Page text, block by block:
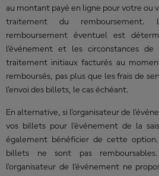
au montant payé en ligne pour votre ou
traitement du
remboursement éventuel est
l'événement et les circonstances de
traitement initiaux facturés au
remboursés, pas plus que les frais de
l'envoi des billets, le cas échéant.
En alternative, si l'organisateur de
vos billets pour l'événement de la
également bénéficier de cette
billets ne sont pas
l'organisateur de l'événement ne